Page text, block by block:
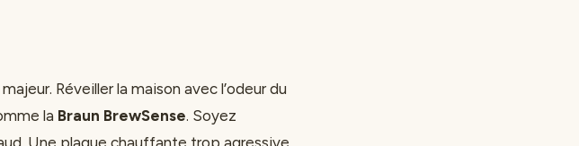
Réveiller la maison avec l’odeur du
la Braun BrewSense. Soyez
Une plaque chauffante trop agressive